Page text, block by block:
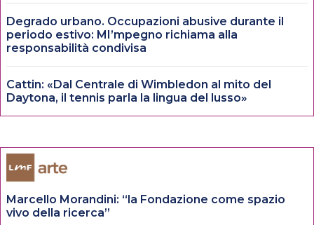
Degrado urbano. Occupazioni abusive durante il
periodo estivo: MI’mpegno richiama alla
responsabilità condivisa
Cattin: «Dal Centrale di Wimbledon al mito del
Daytona, il tennis parla la lingua del lusso»
Marcello Morandini: “la Fondazione come spazio
vivo della ricerca”